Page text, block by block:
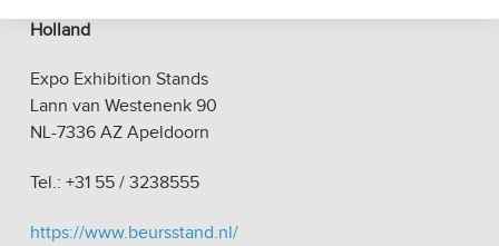
Holland
Expo Exhibition Stands
Lann van Westenenk 90
NL-7336 AZ Apeldoorn
Tel.: +31 55 / 3238555
https://www.beursstand.nl/